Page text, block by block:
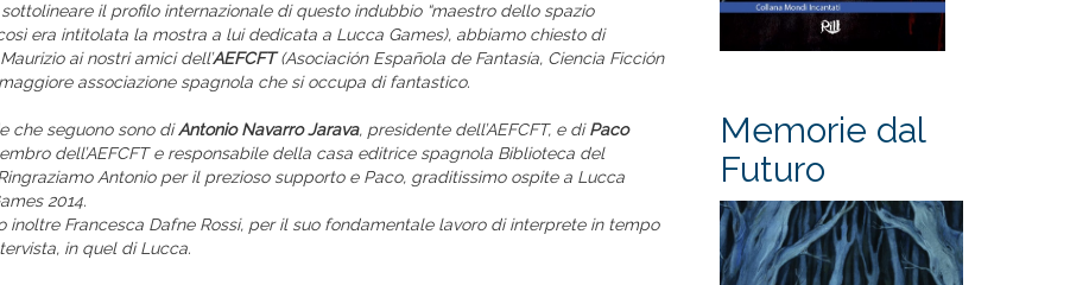
il profilo internazionale di questo indubbio “maestro dello spazio
era intitolata la mostra a lui dedicata a Lucca Games), abbiamo chiesto di
ai nostri amici dell’AEFCFT(Asociación Española de Fantasía, Ciencia Ficción
associazione spagnola che si occupa di fantastico.
che seguono sono diAntonio Navarro Jarava, presidente dell’AEFCFT, e diPaco
dell’AEFCFT e responsabile della casa editrice spagnola Biblioteca del
Antonio per il prezioso supporto e Paco, graditissimo ospite a Lucca
2014.
inoltre Francesca Dafne Rossi, per il suo fondamentale lavoro di interprete in tempo
in quel di Lucca.
Memorie dal
Futuro